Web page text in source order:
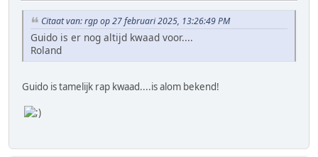
Citaat van: rgp op 27 februari 2025, 13:26:49 PM
Guido is er nog altijd kwaad voor....
Roland
Guido is tamelijk rap kwaad....is alom bekend!